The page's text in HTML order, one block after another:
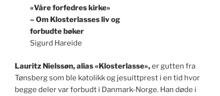
«Våre forfedres kirke»
– Om Klosterlasses liv og
forbudte bøker
Sigurd Hareide
Lauritz Nielssøn, alias «Klosterlasse»,er gutten fra
Tønsberg som ble katolikk og jesuittprest i en tid hvor
begge deler var forbudt i Danmark-Norge. Han døde i